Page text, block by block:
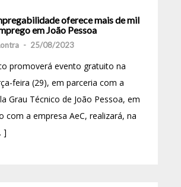
oferece mais de mil
em João Pessoa
- 25/08/2023
promoverá evento gratuito na
feira (29), em parceria com a
Grau Técnico de João Pessoa, em
com a empresa AeC, realizará, na
]